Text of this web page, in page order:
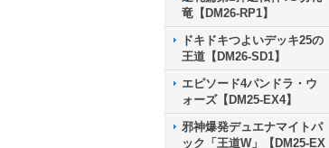
竜【DM26-RP1】
ドキドキつよいデッキ25の
王道【DM26-SD1】
エピソード4パンドラ・ウ
ォーズ【DM25-EX4】
邪神爆発デュエナマイトパ
ック「王道W」【DM25-EX